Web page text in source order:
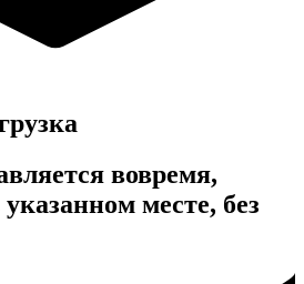
вовремя,
месте, без